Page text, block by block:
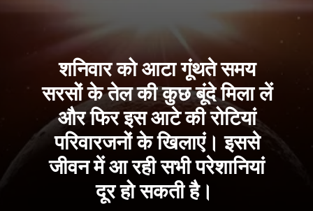
शनिवार को आटा गूंथते समय
सरसों के तेल की कुछ बूंदे मिला लें
और फिर इस आटे की रोटियां
परिवारजनों के खिलाएं। इससे
जीवन में आ रही सभी परेशानियां
दूर हो सकती है।